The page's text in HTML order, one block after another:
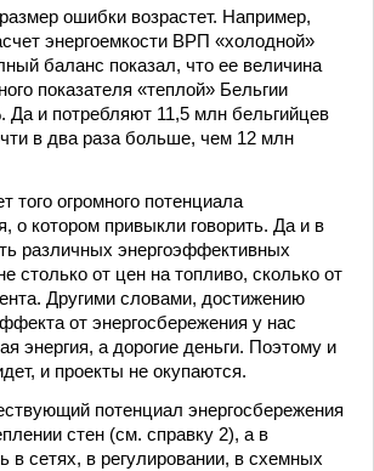
ошибки возрастет. Например,
энергоемкости ВРП «холодной»
баланс показал, что ее величина
показателя «теплой» Бельгии
Да и потребляют 11,5 млн бельгийцев
в два раза больше, чем 12 млн
того огромного потенциала
о котором привыкли говорить. Да и в
различных энергоэффективных
столько от цен на топливо, сколько от
Другими словами, достижению
от энергосбережения у нас
энергия, а дорогие деньги. Поэтому и
и проекты не окупаются.
потенциал энергосбережения
стен (см. справку 2), а в
в сетях, в регулировании, в схемных